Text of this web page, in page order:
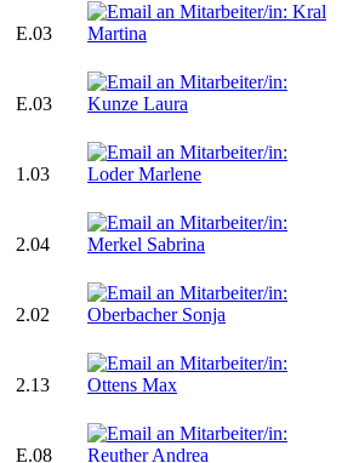
E.03
E.03
1.03
2.04
2.02
2.13
E.08